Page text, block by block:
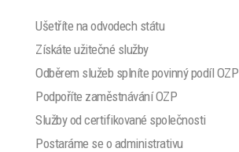
Ušetříte na odvodech státu
Získáte užitečné služby
Odběrem služeb splníte povinný podíl OZP
Podpoříte zaměstnávání OZP
Služby od certifikované společnosti
Postaráme se o administrativu